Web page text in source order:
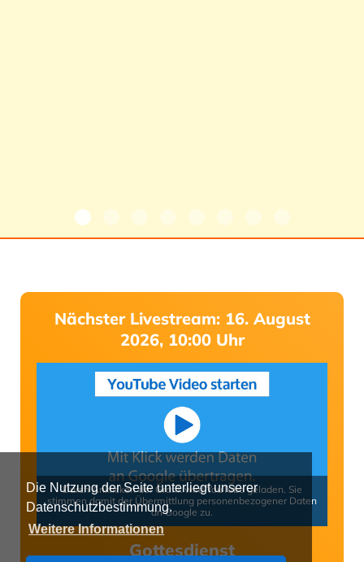
Die Nutzung der Seite unterliegt unserer
Datenschutzbestimmung.
Weitere Informationen
Nächster Livestream: 16. August
2026, 10:00 Uhr
Durch Anklicken der Grafik wird YouTube geladen. Sie
stimmen damit der Übermittlung personenbezogener Daten
an Google zu.
Gottesdienst